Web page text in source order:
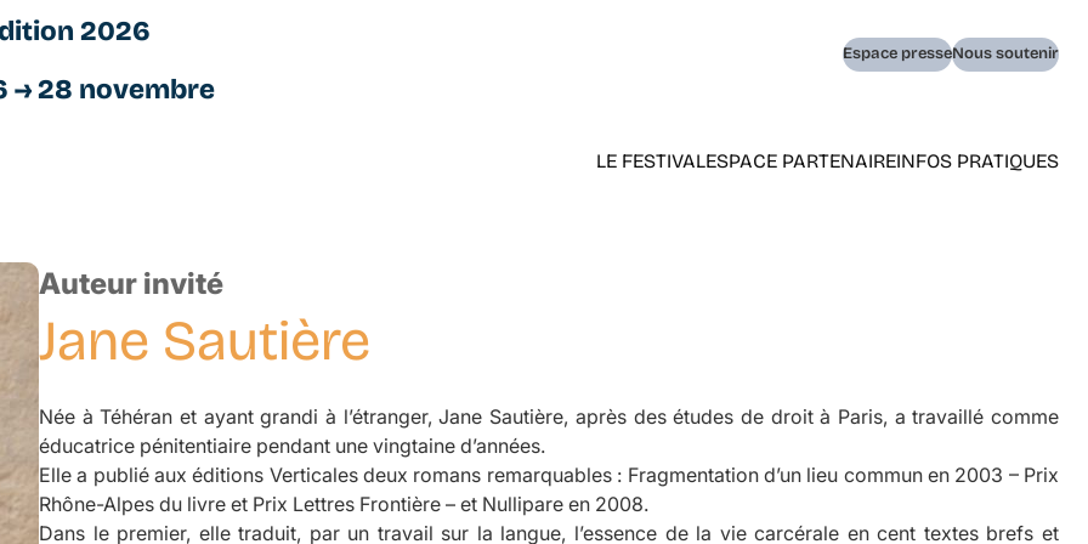
2026
→ 28 novembre
Navigation
LE FESTIVALESPACE PARTENAIREINFOS PRATIQUES
Navigation
Espace presseNous soutenir
Auteur invité
Jane Sautière
Née à Téhéran et ayant grandi à l’étranger, Jane Sautière, après des études de droit à Paris, a travaillé comme
éducatrice pénitentiaire pendant une vingtaine d’années.
Elle a publié aux éditions Verticales deux romans remarquables : Fragmentation d’un lieu communen 2003 – Prix
Rhône-Alpes du livre et Prix Lettres Frontière – et Nullipare en 2008.
Dans le premier, elle traduit, par un travail sur la langue, l’essence de la vie carcérale en cent textes brefs et